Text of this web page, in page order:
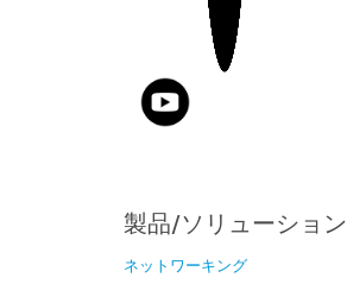
製品/ソリューション
ネットワーキング